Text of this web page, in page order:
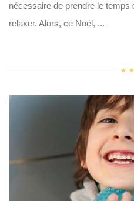
nécessaire de prendre le temps
relaxer. Alors, ce Noël, ...